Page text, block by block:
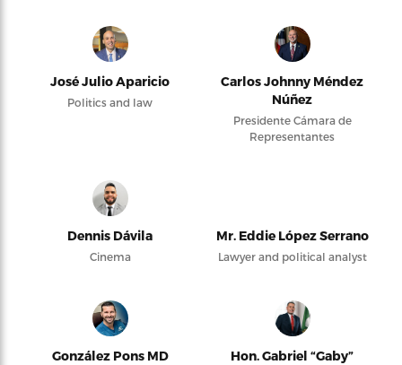
José Julio Aparicio
Politics and law
Carlos Johnny Méndez
Núñez
Presidente Cámara de
Representantes
Dennis Dávila
Cinema
Mr. Eddie López Serrano
Lawyer and political analyst
González Pons MD
Hon. Gabriel “Gaby”